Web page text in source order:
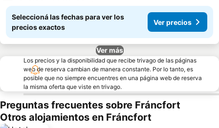
Seleccioná las fechas para ver los
precios exactos
Ver precios
Ver más
Los precios y la disponibilidad que recibe trivago de las páginas
web de reserva cambian de manera constante. Por lo tanto, es
posible que no siempre encuentres en una página web de reserva
la misma oferta que viste en trivago.
Preguntas frecuentes sobre Fráncfort
Otros alojamientos en Fráncfort